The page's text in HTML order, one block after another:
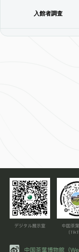
入館者調査